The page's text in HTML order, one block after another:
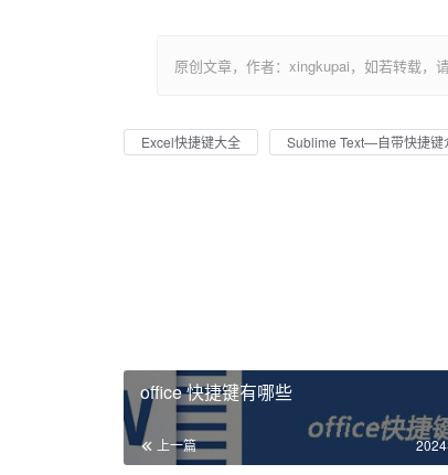
原创文章，作者：xingkupai，如若转载，
Excel快捷键大全 Sublime Text—自带快捷键
office 快捷键有哪些
上一篇